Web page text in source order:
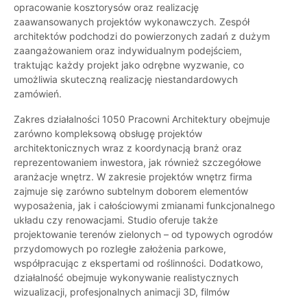
opracowanie kosztorysów oraz realizację
zaawansowanych projektów wykonawczych. Zespół
architektów podchodzi do powierzonych zadań z dużym
zaangażowaniem oraz indywidualnym podejściem,
traktując każdy projekt jako odrębne wyzwanie, co
umożliwia skuteczną realizację niestandardowych
zamówień.
Zakres działalności 1050 Pracowni Architektury obejmuje
zarówno kompleksową obsługę projektów
architektonicznych wraz z koordynacją branż oraz
reprezentowaniem inwestora, jak również szczegółowe
aranżacje wnętrz. W zakresie projektów wnętrz firma
zajmuje się zarówno subtelnym doborem elementów
wyposażenia, jak i całościowymi zmianami funkcjonalnego
układu czy renowacjami. Studio oferuje także
projektowanie terenów zielonych – od typowych ogrodów
przydomowych po rozległe założenia parkowe,
współpracując z ekspertami od roślinności. Dodatkowo,
działalność obejmuje wykonywanie realistycznych
wizualizacji, profesjonalnych animacji 3D, filmów